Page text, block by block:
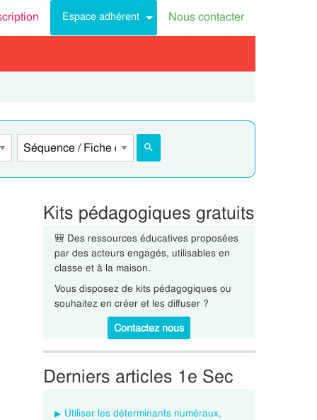
Espace adhérent Nous contacter
Kits pédagogiques gratuits
🎒 Des ressources éducatives proposées
par des acteurs engagés, utilisables en
classe et à la maison.
Vous disposez de kits pédagogiques ou
souhaitez en créer et les diffuser ?
Contactez nous
Derniers articles 1e Sec
Utiliser les déterminants numéraux,